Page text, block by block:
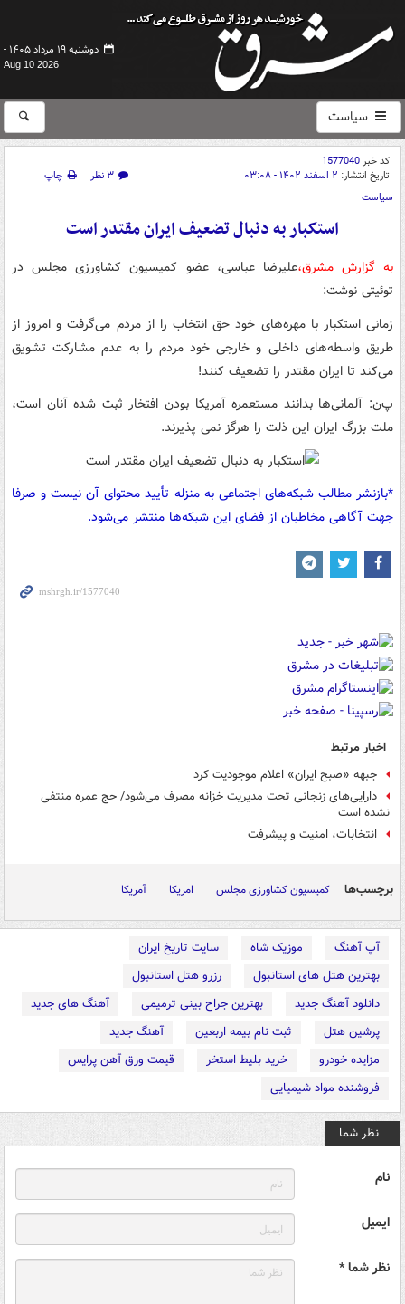
دوشنبه ۱۹ مرداد ۱۴۰۵ -
Aug 10 2026
سیاست
کد خبر1577040
تاریخ انتشار: ۲ اسفند ۱۴۰۲ - ۰۳:۰۸ ۳ نظر
چاپ
سیاست
استکبار به دنبال تضعیف ایران مقتدر است
به گزارش مشرق،علیرضا عباسی، عضو کمیسیون کشاورزی مجلس در
توئیتی نوشت:
زمانی استکبار با مهره‌های خود حق انتخاب را از مردم می‌گرفت و امروز از
طریق واسطه‌های داخلی و خارجی خود مردم را به عدم مشارکت تشویق
می‌کند تا ایران مقتدر را تضعیف کنند!
پ‌ن: آلمانی‌ها بدانند مستعمره آمریکا بودن افتخار ثبت شده آنان است،
ملت بزرگ ایران این ذلت را هرگز نمی پذیرند.
*بازنشر مطالب شبکه‌های اجتماعی به منزله تأیید محتوای آن نیست و صرفا
جهت آگاهی مخاطبان از فضای این شبکه‌ها منتشر می‌شود.
اخبار مرتبط
جبهه «صبح ایران» اعلام موجودیت کرد
دارایی‌های زنجانی تحت مدیریت خزانه مصرف می‌شود/ حج عمره منتفی
نشده است
انتخابات، امنیت و پیشرفت
برچسب‌ها کمیسیون کشاورزی مجلس امریکا آمریکا
آپ آهنگ موزیک شاه
سایت تاریخ ایران
بهترین هتل های استانبول
رزرو هتل استانبول
دانلود آهنگ جدید
بهترین جراح بینی ترمیمی
آهنگ های جدید
پرشین هتل
ثبت نام بیمه اربعین
آهنگ جدید
مزایده خودرو
خرید بلیط استخر
قیمت ورق آهن پرایس
فروشنده مواد شیمیایی
نظر شما
نام
ایمیل
نظر شما *